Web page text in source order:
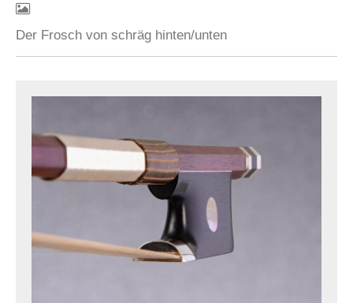
Der Frosch von schräg hinten/unten